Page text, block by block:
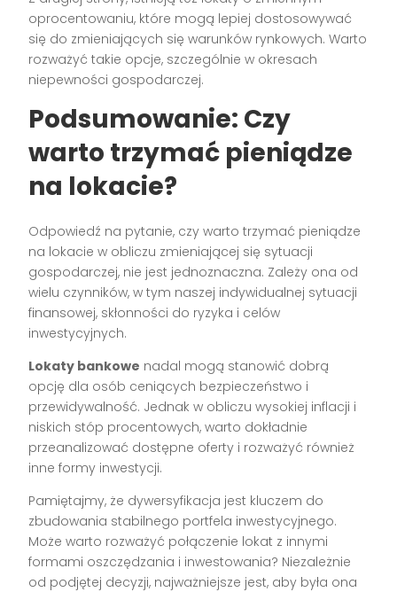
oprocentowaniu, które mogą lepiej dostosowywać
się do zmieniających się warunków rynkowych. Warto
rozważyć takie opcje, szczególnie w okresach
niepewności gospodarczej.
Podsumowanie: Czy
warto trzymać pieniądze
na lokacie?
Odpowiedź na pytanie, czy warto trzymać pieniądze
na lokacie w obliczu zmieniającej się sytuacji
gospodarczej, nie jest jednoznaczna. Zależy ona od
wielu czynników, w tym naszej indywidualnej sytuacji
finansowej, skłonności do ryzyka i celów
inwestycyjnych.
Lokaty bankowe nadal mogą stanowić dobrą
opcję dla osób ceniących bezpieczeństwo i
przewidywalność. Jednak w obliczu wysokiej inflacji i
niskich stóp procentowych, warto dokładnie
przeanalizować dostępne oferty i rozważyć również
inne formy inwestycji.
Pamiętajmy, że dywersyfikacja jest kluczem do
zbudowania stabilnego portfela inwestycyjnego.
Może warto rozważyć połączenie lokat z innymi
formami oszczędzania i inwestowania? Niezależnie
od podjętej decyzji, najważniejsze jest, aby była ona